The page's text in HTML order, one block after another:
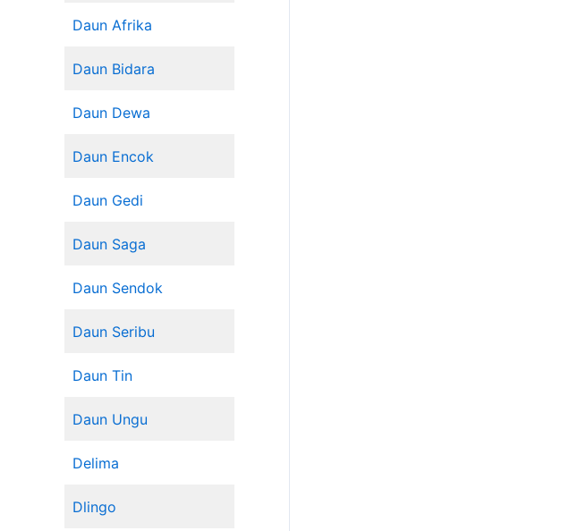
Daun Afrika
Daun Bidara
Daun Dewa
Daun Encok
Daun Gedi
Daun Saga
Daun Sendok
Daun Seribu
Daun Tin
Daun Ungu
Delima
Dlingo